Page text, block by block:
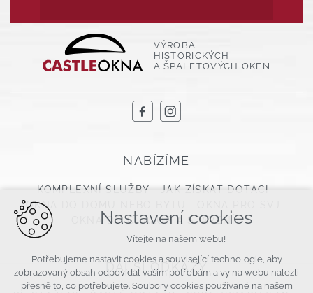
VÝROBA
HISTORICKÝCH
A ŠPALETOVÝCH OKEN
NABÍZÍME
KOMPLEXNÍ SLUŽBY
JAK ZÍSKAT DOTACI
OKNA DO DOMU NEBO BYTU
OKNA DO CHALUP A STAVENÍ
DALŠÍ ODKAZY
Nastavení cookies
Vítejte na našem webu!
Potřebujeme nastavit cookies a související technologie, aby
zobrazovaný obsah odpovídal vašim potřebám a vy na webu nalezli
přesně to, co potřebujete. Soubory cookies používané na našem